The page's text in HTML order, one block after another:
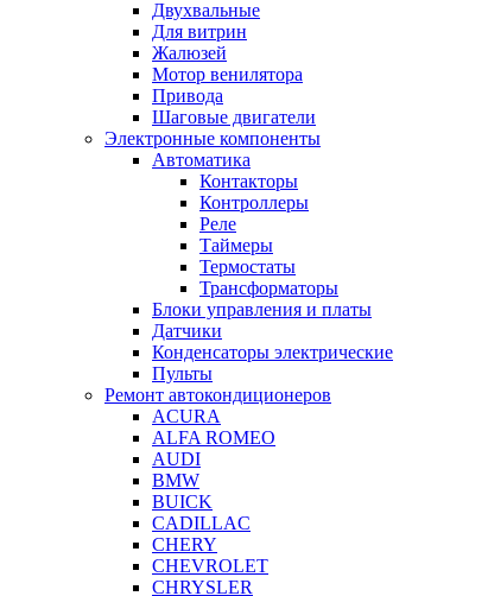
Двухвальные
Для витрин
Жалюзей
Мотор венилятора
Привода
Шаговые двигатели
Электронные компоненты
Автоматика
Контакторы
Контроллеры
Реле
Таймеры
Термостаты
Трансформаторы
Блоки управления и платы
Датчики
Конденсаторы электрические
Пульты
Ремонт автокондиционеров
ACURA
ALFA ROMEO
AUDI
BMW
BUICK
CADILLAC
CHERY
CHEVROLET
CHRYSLER